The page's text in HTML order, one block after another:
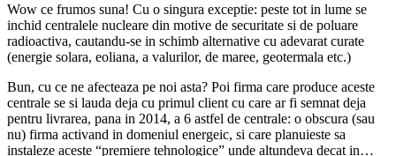
Wow ce frumos suna! Cu o singura exceptie: peste tot in lume se
inchid centralele nucleare din motive de securitate si de poluare
radioactiva, cautandu-se in schimb alternative cu adevarat curate
(energie solara, eoliana, a valurilor, de maree, geotermala etc.)
Bun, cu ce ne afecteaza pe noi asta? Poi firma care produce aceste
centrale se si lauda deja cu primul client cu care ar fi semnat deja
pentru livrarea, pana in 2014, a 6 astfel de centrale: o obscura (sau
nu) firma activand in domeniul energeic, si care planuieste sa
instaleze aceste “premiere tehnologice” unde altundeva decat in…